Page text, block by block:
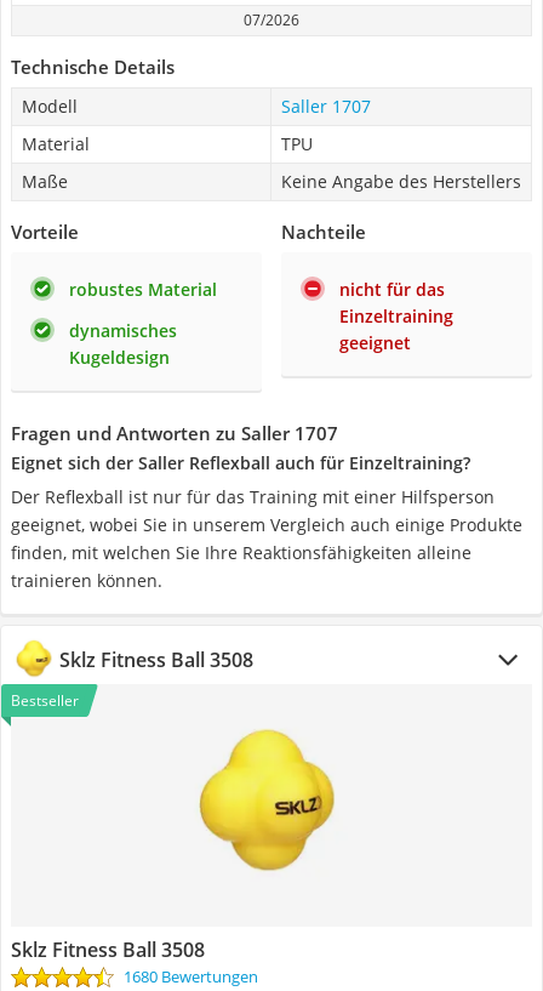
07/2026
Technische Details
Modell
Saller 1707
Material
TPU
Maße
Keine Angabe des Herstellers
Vorteile
robustes Material
dynamisches
Kugeldesign
Nachteile
nicht für das
Einzeltraining
geeignet
Fragen und Antworten zu Saller 1707
Eignet sich der Saller Reflexball auch für Einzeltraining?
Der Reflexball ist nur für das Training mit einer Hilfsperson
geeignet, wobei Sie in unserem Vergleich auch einige Produkte
finden, mit welchen Sie Ihre Reaktionsfähigkeiten alleine
trainieren können.
Sklz Fitness Ball 3508
Bestseller
Sklz Fitness Ball 3508
1680 Bewertungen